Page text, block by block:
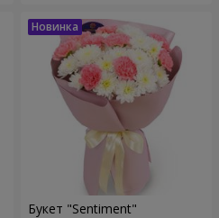
Букет "Sentiment"